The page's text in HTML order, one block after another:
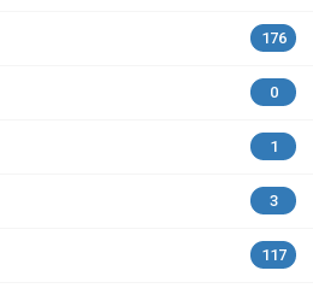
176
0
1
3
117